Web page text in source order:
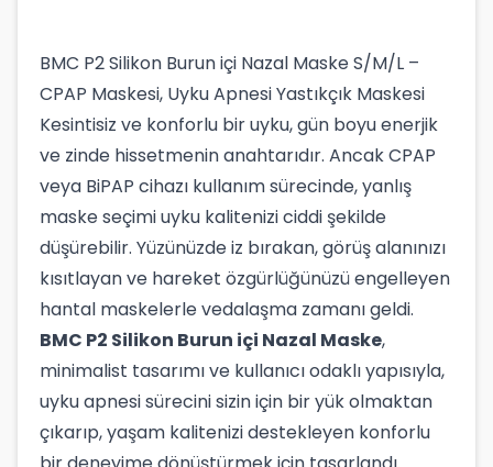
BMC P2 Silikon Burun içi Nazal Maske S/M/L –
CPAP Maskesi, Uyku Apnesi Yastıkçık Maskesi
Kesintisiz ve konforlu bir uyku, gün boyu enerjik
ve zinde hissetmenin anahtarıdır. Ancak CPAP
veya BiPAP cihazı kullanım sürecinde, yanlış
maske seçimi uyku kalitenizi ciddi şekilde
düşürebilir. Yüzünüzde iz bırakan, görüş alanınızı
kısıtlayan ve hareket özgürlüğünüzü engelleyen
hantal maskelerle vedalaşma zamanı geldi.
BMC P2 Silikon Burun içi Nazal Maske,
minimalist tasarımı ve kullanıcı odaklı yapısıyla,
uyku apnesi sürecini sizin için bir yük olmaktan
çıkarıp, yaşam kalitenizi destekleyen konforlu